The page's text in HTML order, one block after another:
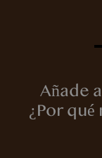
Añade
¿Por